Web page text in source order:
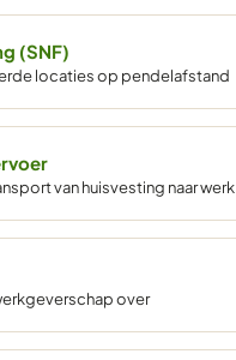
(SNF)
locaties op pendelafstand
van huisvesting naar werk
over